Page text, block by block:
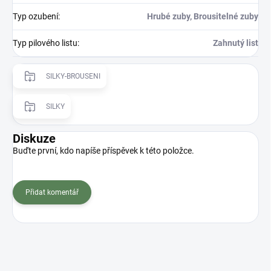
Typ ozubení: Hrubé zuby, Brousitelné zuby
Typ pilového listu: Zahnutý list
SILKY-BROUSENI
SILKY
Diskuze
Buďte první, kdo napíše příspěvek k této položce.
Přidat komentář